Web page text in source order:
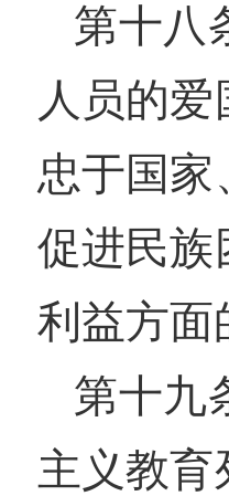
第十八
人员的
忠于国家
促进民族
利益方面
第十九
主义教育